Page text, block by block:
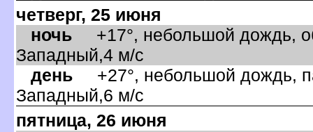
четверг, 25 июня
ночь +17°, небольшой дождь,
Западный,4 м/с
день +27°, небольшой дождь,
Западный,6 м/с
пятница, 26 июня